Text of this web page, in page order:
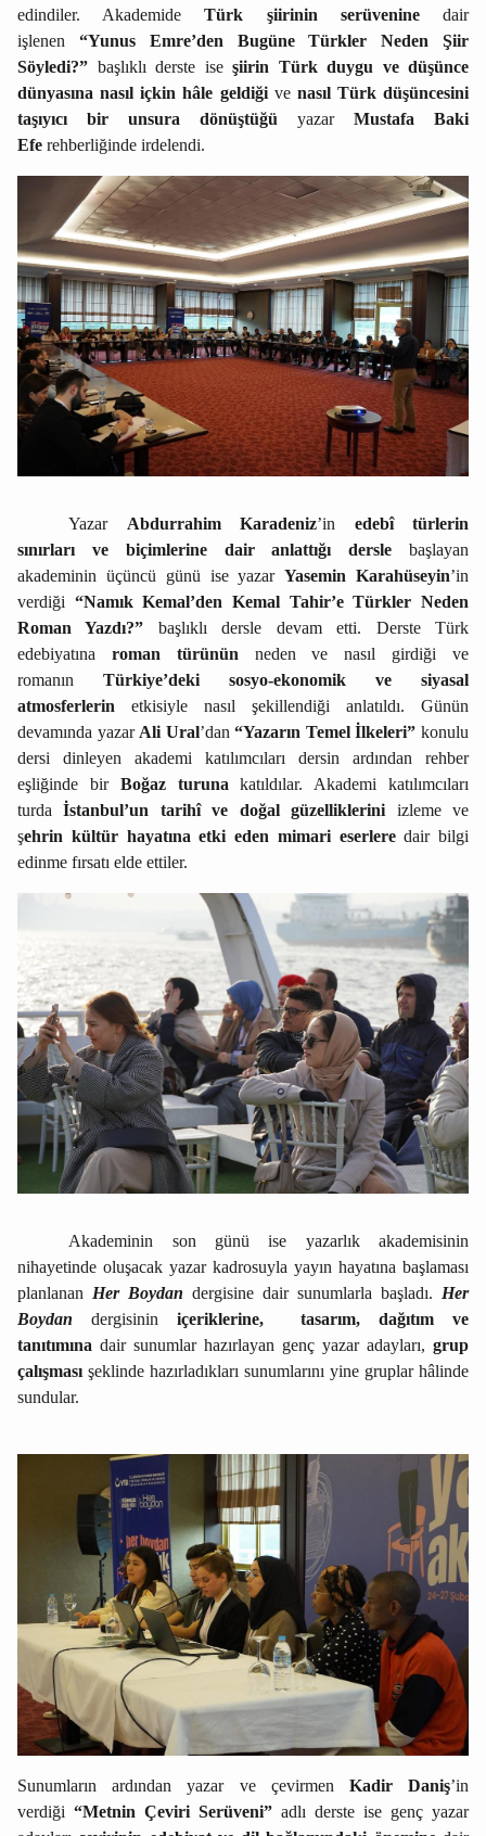
edindiler. AkademideTürk şiirinin serüveninedair
işlenen “Yunus Emre’den Bugüne Türkler Neden Şiir
Söyledi?” başlıklı derste ise şiirin Türk duygu ve düşünce
dünyasına nasıl içkin hâle geldiğive nasıl Türk düşüncesini
taşıyıcı bir unsura dönüştüğü yazar Mustafa Baki
Efe rehberliğinde irdelendi.
Yazar Abdurrahim Karadeniz’in edebî türlerin
sınırları ve biçimlerine dair anlattığı dersle başlayan
akademinin üçüncü günü ise yazarYasemin Karahüseyin’in
verdiği “Namık Kemal’den Kemal Tahir’e Türkler Neden
Roman Yazdı?” başlıklı dersle devam etti. Derste Türk
edebiyatına roman türünün neden ve nasıl girdiği ve
romanın Türkiye’deki sosyo-ekonomik ve siyasal
atmosferlerin etkisiyle nasıl şekillendiği anlatıldı. Günün
devamında yazar Ali Ural’dan “Yazarın Temel İlkeleri” konulu
dersi dinleyen akademi katılımcıları dersin ardından rehber
eşliğinde bir Boğaz turunakatıldılar. Akademi katılımcıları
turdaİstanbul’un tarihî ve doğal güzelliklerini izleme ve
şehrin kültür hayatına etki eden mimari eserleredair bilgi
edinme fırsatı elde ettiler.
Akademinin son günü ise yazarlık akademisinin
nihayetinde oluşacak yazar kadrosuyla yayın hayatına başlaması
planlanan Her Boydan dergisine dair sunumlarla başladı. Her
Boydan dergisinin içeriklerine, tasarım, dağıtım ve
tanıtımına dair sunumlar hazırlayan genç yazar adayları, grup
çalışması şeklinde hazırladıkları sunumlarını yine gruplar hâlinde
sundular.
Sunumların ardından yazar ve çevirmen Kadir Daniş’in
verdiği “Metnin Çeviri Serüveni” adlı derste ise genç yazar